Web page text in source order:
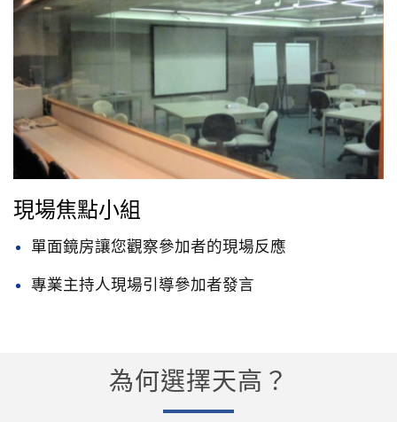
現場焦點小組
單面鏡房讓您觀察參加者的現場反應
專業主持人現場引導參加者發言
為何選擇天高？